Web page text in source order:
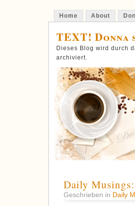
Home About
TEXT!
Dieses Blog wird durch
archiviert.
Daily
Geschrieben in Daily